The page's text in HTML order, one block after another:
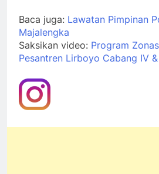
Baca juga: Lawatan Pimpinan
Majalengka
Saksikan video: Program
Pesantren Lirboyo Cabang IV